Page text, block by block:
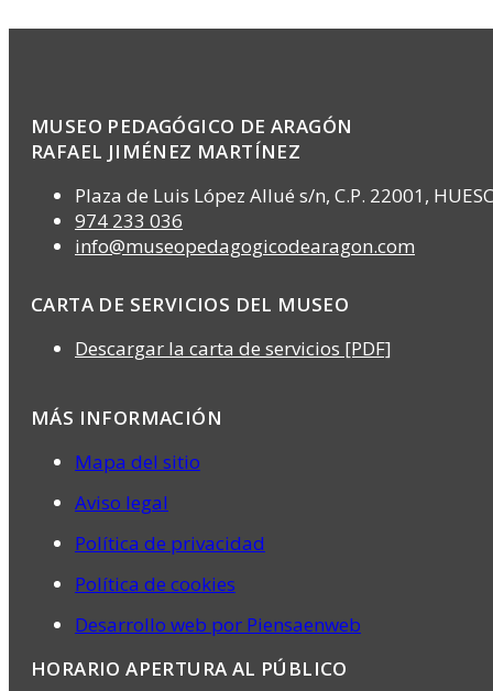
MUSEO PEDAGÓGICO DE ARAGÓN
RAFAEL JIMÉNEZ MARTÍNEZ
Plaza de Luis López Allué s/n, C.P. 22001,
974 233 036
info@museopedagogicodearagon.com
CARTA DE SERVICIOS DEL MUSEO
Descargar la carta de servicios [PDF]
MÁS INFORMACIÓN
Mapa del sitio
Aviso legal
Política de privacidad
Política de cookies
Desarrollo web por Piensaenweb
HORARIO APERTURA AL PÚBLICO